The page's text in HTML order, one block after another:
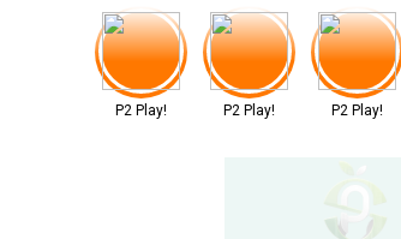
P2 Play! P2 Play! P2 Play!